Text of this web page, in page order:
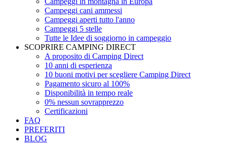
Campeggi cani ammessi
Campeggi aperti tutto l'anno
Campeggi 5 stelle
Tutte le Idee di soggiorno in campeggio
SCOPRIRE CAMPING DIRECT
A proposito di Camping Direct
10 anni di esperienza
10 buoni motivi per scegliere Camping Direct
Pagamento sicuro al 100%
Disponibilità in tempo reale
0% nessun sovrapprezzo
Certificazioni
FAQ
PREFERITI
BLOG